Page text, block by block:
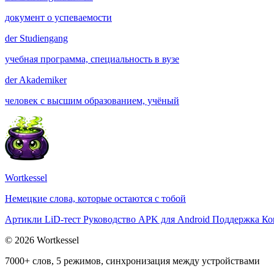
документ о успеваемости
derStudiengang
учебная программа, специальность в вузе
derAkademiker
человек с высшим образованием, учёный
Wortkessel
Немецкие слова, которые остаются с тобой
Артикли LiD-тест Руководство APK для Android Поддержка
© 2026 Wortkessel
7000+ слов, 5 режимов, синхронизация между устройствами